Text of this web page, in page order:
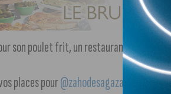
son poulet frit, un restaurant KFC a
places pour@zahodesagazan , le jeudi